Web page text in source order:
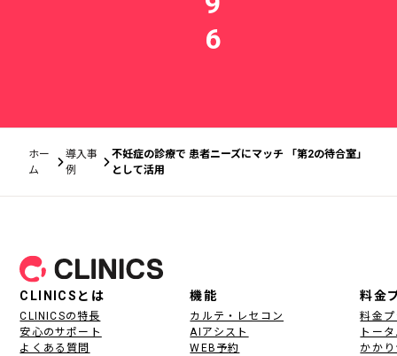
6
ホー
ム
導入事
例
不妊症の診療で 患者ニーズにマッチ 「第2の待合室」
として活用
フッター
CLINICSとは
CLINICSの特長
安心のサポート
よくある質問
機能
カルテ・レセコン
AIアシスト
WEB予約
料金
料金
トー
かか